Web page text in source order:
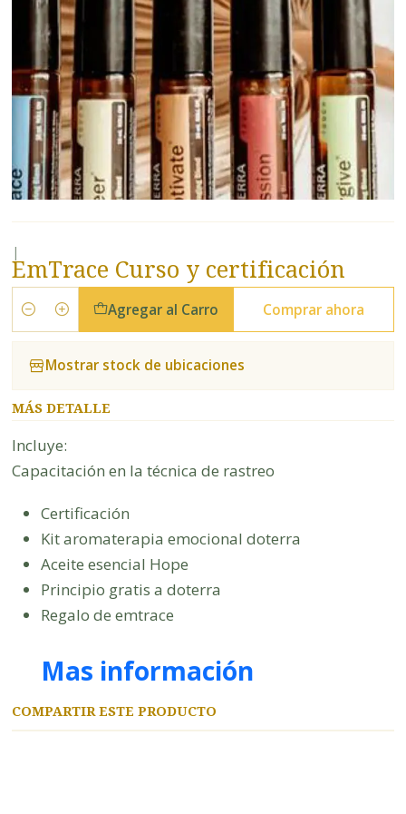
|
EmTrace Curso y certificación
Cantidad
Agregar al Carro Comprar ahora
Mostrar stock de ubicaciones
MÁS DETALLE
Incluye:
Capacitación en la técnica de rastreo
Certificación
Kit aromaterapia emocional doterra
Aceite esencial Hope
Principio gratis a doterra
Regalo de emtrace
Mas información
COMPARTIR ESTE PRODUCTO